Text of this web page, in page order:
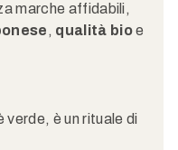
marche affidabili,
, qualità bioe
verde, è un rituale di